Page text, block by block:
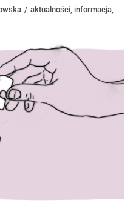
aktualności informacja